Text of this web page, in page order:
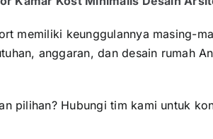
memiliki keunggulannya masing-
anggaran, dan desain rumah
pilihan? Hubungi tim kami untuk